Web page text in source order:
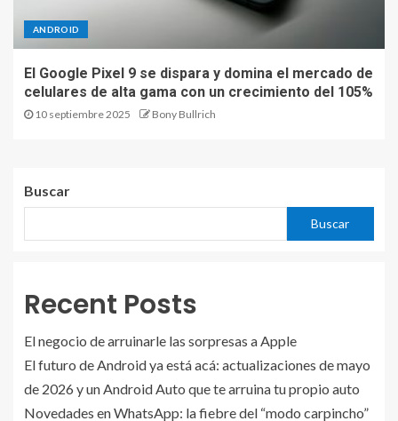
ANDROID
El Google Pixel 9 se dispara y domina el mercado de
celulares de alta gama con un crecimiento del 105%
10 septiembre 2025 Bony Bullrich
Buscar
Buscar
Recent Posts
El negocio de arruinarle las sorpresas a Apple
El futuro de Android ya está acá: actualizaciones de mayo
de 2026 y un Android Auto que te arruina tu propio auto
Novedades en WhatsApp: la fiebre del “modo carpincho”